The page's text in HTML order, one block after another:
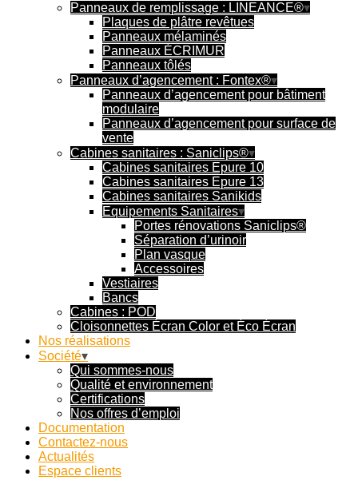
Panneaux de remplissage : LINEANCE®
Plaques de plâtre revêtues
Panneaux mélaminés
Panneaux ÉCRIMUR
Panneaux tôlés
Panneaux d’agencement : Fontex®
Panneaux d’agencement pour bâtiment
modulaire
Panneaux d’agencement pour surface de
vente
Cabines sanitaires : Saniclips®
Cabines sanitaires Epure 10
Cabines sanitaires Epure 13
Cabines sanitaires Sanikids
Equipements Sanitaires
Portes rénovations Saniclips®
Séparation d’urinoir
Plan vasque
Accessoires
Vestiaires
Bancs
Cabines : POD
Cloisonnettes Écran Color et Éco Écran
Nos réalisations
Société
Qui sommes-nous
Qualité et environnement
Certifications
Nos offres d’emploi
Documentation
Contactez-nous
Actualités
Espace clients